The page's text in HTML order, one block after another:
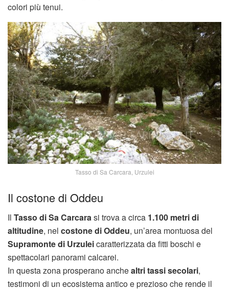
colori più tenui.
Tasso di Sa Carcara, Urzulei
Il costone di Oddeu
Il Tasso di Sa Carcarasi trova a circa 1.100 metri di
altitudine, nel costone di Oddeu, un’area montuosa del
Supramonte di Urzuleicaratterizzata da fitti boschi e
spettacolari panorami calcarei.
In questa zona prosperano anchealtri tassi secolari,
testimoni di un ecosistema antico e prezioso che rende il